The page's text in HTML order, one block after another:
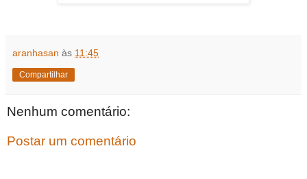
aranhasan às 11:45
Compartilhar
Nenhum comentário:
Postar um comentário